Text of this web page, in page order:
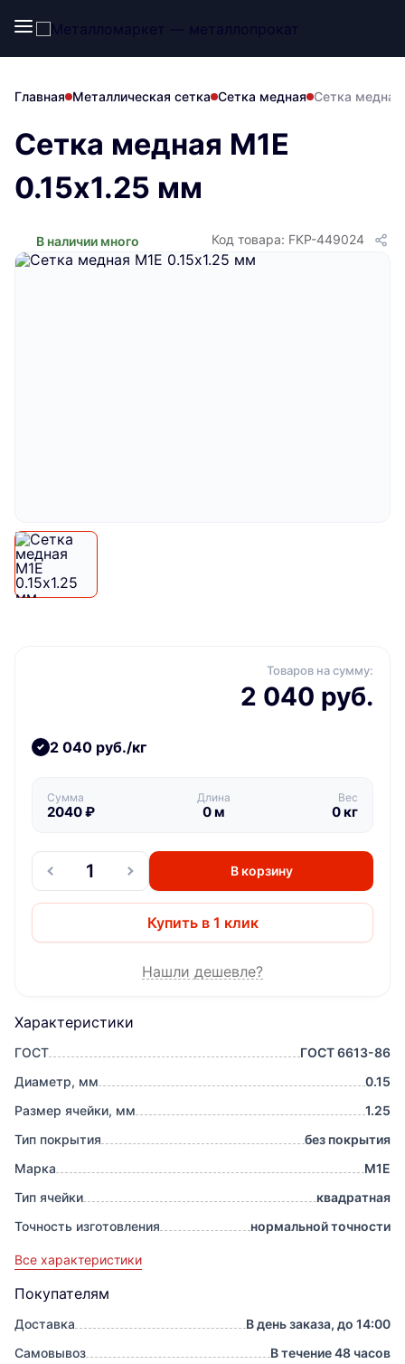
Главная Металлическая сетка Сетка медная Сетка
Сетка медная М1Е
0.15х1.25 мм
В наличии много Код товара: FKP-449024
Характеристики
ГОСТ
ГОСТ 6613-86
Диаметр, мм
0.15
Размер ячейки, мм
1.25
Тип покрытия
без покрытия
Марка
М1Е
Тип ячейки
квадратная
Точность изготовления
нормальной точности
Все характеристики
Покупателям
Доставка
В день заказа, до 14:00
Самовывоз
В течение 48 часов
Товаров на сумму:
2 040 руб.
2 040 руб./кг
Сумма
2040₽
Длина
0м
Вес
0кг
В корзину
Купить в 1 клик
Нашли дешевле?